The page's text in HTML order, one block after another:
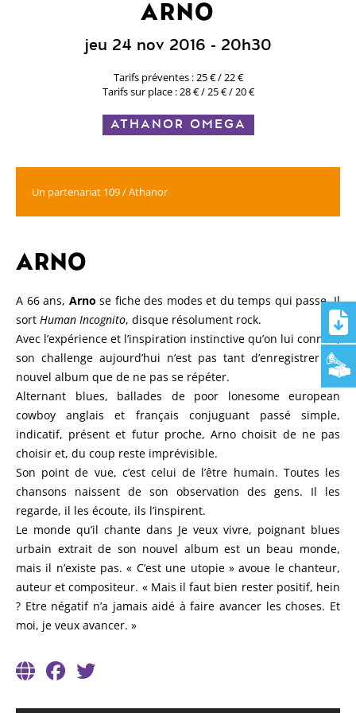
ARNO
jeu 24 nov 2016 - 20h30
Tarifs préventes : 25 € / 22 €
Tarifs sur place : 28 € / 25 € / 20 €
ATHANOR OMEGA
Un partenariat 109 / Athanor
ARNO
A 66 ans, Arnose fiche des modes et du temps qui passe. Il
sort Human Incognito, disque résolument rock.
Avec l’expérience et l’inspiration instinctive qu’on lui connaît,
son challenge aujourd’hui n’est pas tant d’enregistrer un
nouvel album que de ne pas se répéter.
Alternant blues, ballades de poor lonesome european
cowboy anglais et français conjuguant passé simple,
indicatif, présent et futur proche, Arno choisit de ne pas
choisir et, du coup reste imprévisible.
Son point de vue, c’est celui de l’être humain. Toutes les
chansons naissent de son observation des gens. Il les
regarde, il les écoute, ils l’inspirent.
Le monde qu’il chante dans Je veux vivre, poignant blues
urbain extrait de son nouvel album est un beau monde,
mais il n’existe pas. « C’est une utopie » avoue le chanteur,
auteur et compositeur. « Mais il faut bien rester positif, hein
? Etre négatif n’a jamais aidé à faire avancer les choses. Et
moi, je veux avancer. »